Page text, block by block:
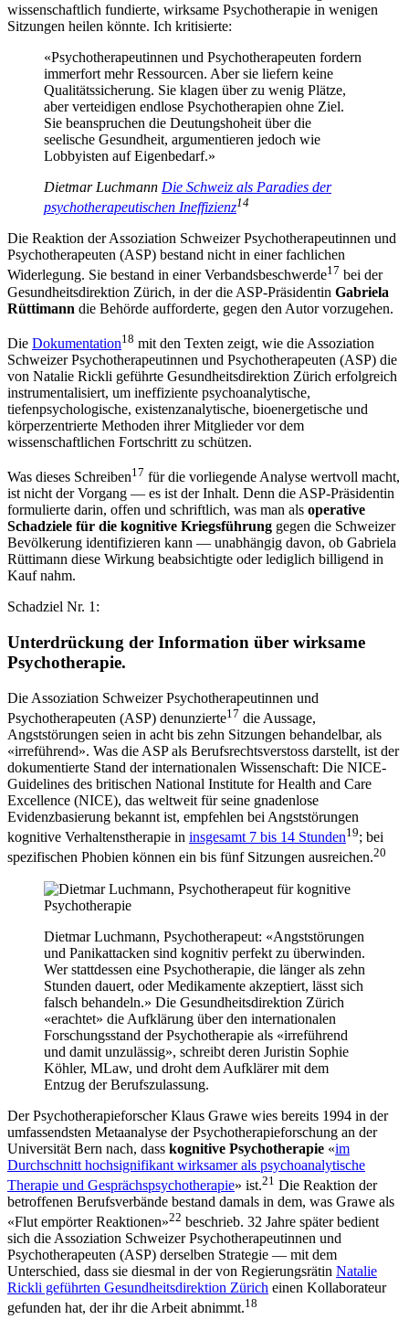
wissenschaftlich fundierte, wirksame Psychotherapie in wenigen
Sitzungen heilen könnte. Ich kritisierte:
«Psychotherapeutinnen und Psychotherapeuten fordern
immerfort mehr Ressourcen. Aber sie liefern keine
Qualitätssicherung. Sie klagen über zu wenig Plätze,
aber verteidigen endlose Psychotherapien ohne Ziel.
Sie beanspruchen die Deutungshoheit über die
seelische Gesundheit, argumentieren jedoch wie
Lobbyisten auf Eigenbedarf.»
Dietmar Luchmann Die Schweiz als Paradies der
psychotherapeutischen Ineffizienz14
Die Reaktion der Assoziation Schweizer Psychotherapeutinnen und
Psychotherapeuten (ASP) bestand nicht in einer fachlichen
Widerlegung. Sie bestand in einer Verbandsbeschwerde17 bei der
Gesundheitsdirektion Zürich, in der die ASP-Präsidentin Gabriela
Rüttimann die Behörde aufforderte, gegen den Autor vorzugehen.
Die Dokumentation18 mit den Texten zeigt, wie die Assoziation
Schweizer Psychotherapeutinnen und Psychotherapeuten (ASP) die
von Natalie Rickli geführte Gesundheitsdirektion Zürich erfolgreich
instrumentalisiert, um ineffiziente psychoanalytische,
tiefenpsychologische, existenzanalytische, bioenergetische und
körperzentrierte Methoden ihrer Mitglieder vor dem
wissenschaftlichen Fortschritt zu schützen.
Was dieses Schreiben17 für die vorliegende Analyse wertvoll macht,
ist nicht der Vorgang — es ist der Inhalt. Denn die ASP-Präsidentin
formulierte darin, offen und schriftlich, was man als operative
Schadziele für die kognitive Kriegsführung gegen die Schweizer
Bevölkerung identifizieren kann — unabhängig davon, ob Gabriela
Rüttimann diese Wirkung beabsichtigte oder lediglich billigend in
Kauf nahm.
Schadziel Nr. 1:
Unterdrückung der Information über wirksame
Psychotherapie.
Die Assoziation Schweizer Psychotherapeutinnen und
Psychotherapeuten (ASP) denunzierte17 die Aussage,
Angststörungen seien in acht bis zehn Sitzungen behandelbar, als
«irreführend». Was die ASP als Berufsrechtsverstoss darstellt, ist der
dokumentierte Stand der internationalen Wissenschaft: Die NICE-
Guidelines des britischen National Institute for Health and Care
Excellence (NICE), das weltweit für seine gnadenlose
Evidenzbasierung bekannt ist, empfehlen bei Angststörungen
kognitive Verhaltenstherapie in insgesamt 7 bis 14 Stunden19; bei
spezifischen Phobien können ein bis fünf Sitzungen ausreichen.20
Dietmar Luchmann, Psychotherapeut: «Angststörungen
und Panikattacken sind kognitiv perfekt zu überwinden.
Wer stattdessen eine Psychotherapie, die länger als zehn
Stunden dauert, oder Medikamente akzeptiert, lässt sich
falsch behandeln.» Die Gesundheitsdirektion Zürich
«erachtet» die Aufklärung über den internationalen
Forschungsstand der Psychotherapie als «irreführend
und damit unzulässig», schreibt deren Juristin Sophie
Köhler, MLaw, und droht dem Aufklärer mit dem
Entzug der Berufszulassung.
Der Psychotherapieforscher Klaus Grawe wies bereits 1994 in der
umfassendsten Metaanalyse der Psychotherapieforschung an der
Universität Bern nach, dass kognitive Psychotherapie «im
Durchschnitt hochsignifikant wirksamer als psychoanalytische
Therapie und Gesprächspsychotherapie» ist.21 Die Reaktion der
betroffenen Berufsverbände bestand damals in dem, was Grawe als
«Flut empörter Reaktionen»22 beschrieb. 32 Jahre später bedient
sich die Assoziation Schweizer Psychotherapeutinnen und
Psychotherapeuten (ASP) derselben Strategie — mit dem
Unterschied, dass sie diesmal in der von Regierungsrätin Natalie
Rickli geführten Gesundheitsdirektion Zürich einen Kollaborateur
gefunden hat, der ihr die Arbeit abnimmt.18